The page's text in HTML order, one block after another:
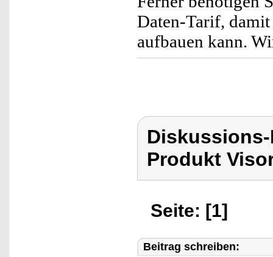
Daten-Tarif,
aufbauen kann.
Produkt
Seite: [1]
Beitrag schreiben: